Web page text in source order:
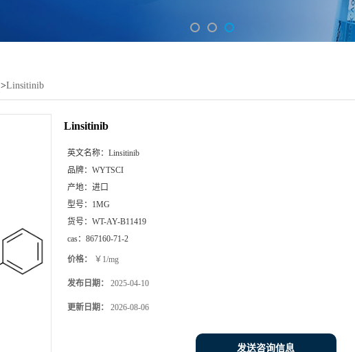
>Linsitinib
Linsitinib
英文名称： Linsitinib
品牌： WYTSCI
产地： 进口
型号： 1MG
货号： WT-AY-B11419
cas： 867160-71-2
价格： ￥1/mg
发布日期： 2025-04-10
更新日期： 2026-08-06
发送咨询信息